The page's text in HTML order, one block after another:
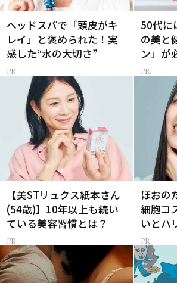
ヘッドスパで「頭皮がキ
レイ」と褒められた！実
感した“水の大切さ”
50代に
の美と
ン」が
【美STリュクス紙本さん
(54歳)】10年以上も続い
ている美容習慣とは？
ほおの
細胞コ
いとハ